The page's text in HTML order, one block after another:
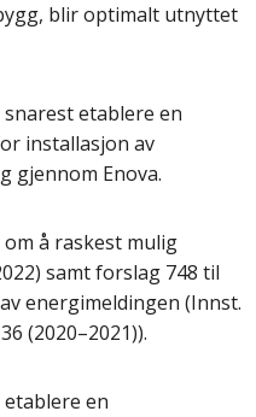
blir optimalt utnyttet
etablere en
installasjon av
gjennom Enova.
å raskest mulig
samt forslag 748 til
energimeldingen (Innst.
(2020–2021)).
en